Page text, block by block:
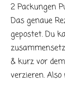
2 Packungen
Das genaue
gepostet. Du
& kurz vor
verzieren.